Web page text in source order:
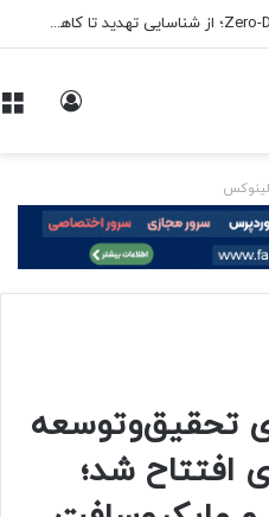
روش‌های جلوگیری از حملات Zero-Day؛ از شناسایی تهدید تا کاهش ریسک
نفری تحقیق‌‌و‌‌توسعه
افتتاح شد؛